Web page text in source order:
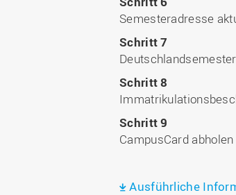
Semesteradresse
Schritt 7
Schritt 8
Schritt 9
CampusCard abholen
Ausführliche